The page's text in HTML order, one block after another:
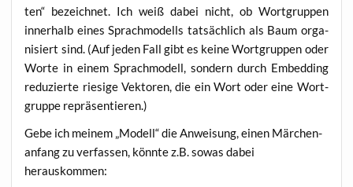
ten“ bezeich­net. Ich weiß dabei nicht, ob Wort­grup­pen
inner­halb eines Sprach­mo­dells tat­säch­lich als Baum orga­
ni­siert sind. (Auf jeden Fall gibt es kei­ne Wort­grup­pen oder
Wor­te in einem Sprach­mo­dell, son­dern durch Embed­ding
redu­zier­te rie­si­ge Vek­to­ren, die ein Wort oder eine Wort­
grup­pe repräsentieren.)
Gebe ich mei­nem „Modell“ die Anwei­sung, einen Mär­chen­
an­fang zu ver­fas­sen, könn­te z.B. sowas dabei
herauskommen: